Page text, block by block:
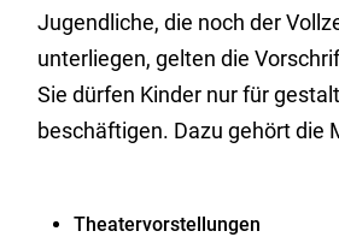
Jugendliche, die noch der
unterliegen, gelten die
Sie dürfen Kinder nur für
beschäftigen. Dazu gehört die
Theatervorstellungen